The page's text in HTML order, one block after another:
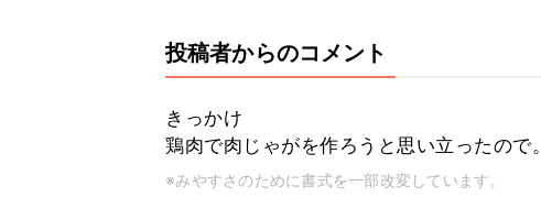
投稿者からのコメント
きっかけ
鶏肉で肉じゃがを作ろうと思い立ったので。
※みやすさのために書式を一部改変しています。